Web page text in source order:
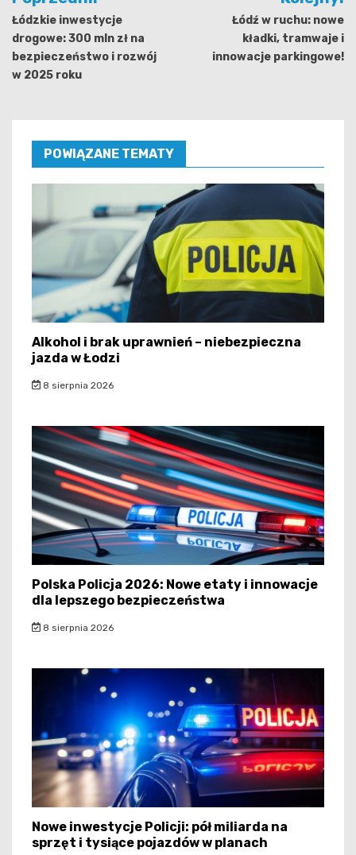
wpisu
Łódzkie inwestycje
drogowe: 300 mln zł na
bezpieczeństwo i rozwój
w 2025 roku
Łódź w ruchu: nowe
kładki, tramwaje i
innowacje parkingowe!
POWIĄZANE TEMATY
Alkohol i brak uprawnień – niebezpieczna
jazda w Łodzi
8 sierpnia 2026
Polska Policja 2026: Nowe etaty i innowacje
dla lepszego bezpieczeństwa
8 sierpnia 2026
Nowe inwestycje Policji: pół miliarda na
sprzęt i tysiące pojazdów w planach